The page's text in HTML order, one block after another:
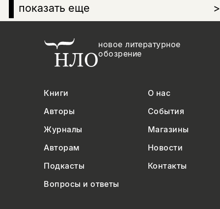
показать еще >
новое литературное
обозрение
Книги
О нас
Авторы
События
Журналы
Магазины
Авторам
Новости
Подкасты
Контакты
Вопросы и ответы